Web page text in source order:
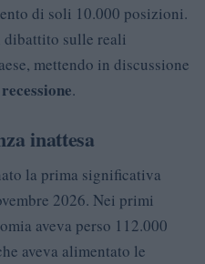
di soli 10.000 posizioni.
dibattito sulle reali
mettendo in discussione
recessione.
inattesa
la prima significativa
2026. Nei primi
aveva perso 112.000
aveva alimentato le